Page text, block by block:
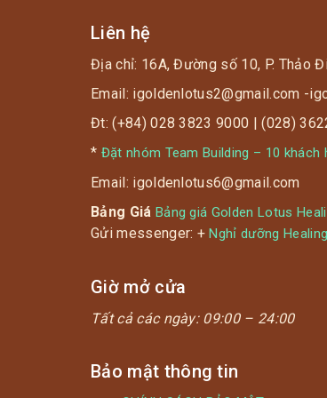
Liên hệ
Địa chỉ: 16A, Đường số 10, P. Thảo
Email: igoldenlotus2@gmail.com -
Đt: (+84) 028 3823 9000 | (028)
* Đặt nhóm Team Building – 10
Email: igoldenlotus6@gmail.com
Bảng Giá Bảng giá Golden Lotus
Gửi messenger: +Nghỉ dưỡng
Giờ mở cửa
Tất cả các ngày: 09:00 – 24:00
Bảo mật thông tin